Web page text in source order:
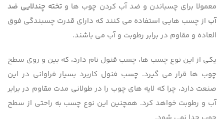
معمولا برای چسباندن و ضد آب کردن چوب ها و تخته چندلایی ضد
آب از چسب هایی استفاده می کنند که دارای قدرت چسبندگی فوق
العاده و مقاوم در برابر رطوبت و آب می باشند.
یکی از این نوع چسب ها، چسب فنول نام دارد، که بین و روی سطح
چوب ها قرار می گیرد. چسب فنول کاربرد بسیار فراوانی در این
صنعت دارد، چرا که لایه های چوب را در طولانی مدت مقاوم در برابر
آب و رطوبت خواهد کرد. همچنین این نوع چسب به راحتی از سطح